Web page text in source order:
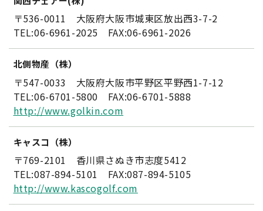
〒536-0011 大阪府大阪市城東区放出西3-7-2
TEL:06-6961-2025 FAX:06-6961-2026
北側物産（株）
〒547-0033 大阪府大阪市平野区平野西1-7-12
TEL:06-6701-5800 FAX:06-6701-5888
http://www.golkin.com
キャスコ（株）
〒769-2101 香川県さぬき市志度5412
TEL:087-894-5101 FAX:087-894-5105
http://www.kascogolf.com